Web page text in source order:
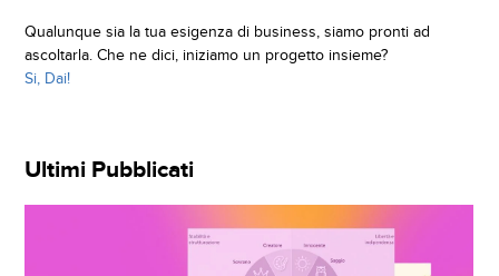
Qualunque sia la tua esigenza di business, siamo pronti ad
ascoltarla. Che ne dici, iniziamo un progetto insieme?
Si, Dai!
Ultimi Pubblicati